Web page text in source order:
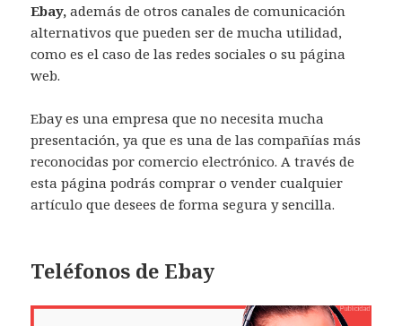
Ebay, además de otros canales de comunicación
alternativos que pueden ser de mucha utilidad,
como es el caso de las redes sociales o su página
web.
Ebay es una empresa que no necesita mucha
presentación, ya que es una de las compañías más
reconocidas por comercio electrónico. A través de
esta página podrás comprar o vender cualquier
artículo que desees de forma segura y sencilla.
Teléfonos de Ebay